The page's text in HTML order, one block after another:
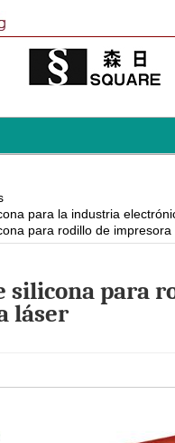
para la industria
para rodillo de impresora
silicona para
láser